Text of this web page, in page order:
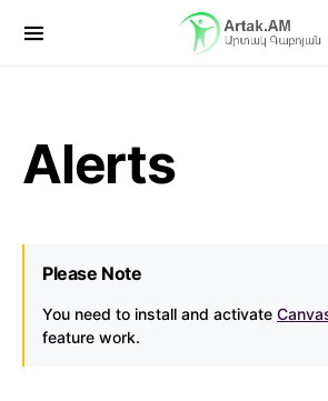
Alerts
Please Note
You need to install and activate
feature work.